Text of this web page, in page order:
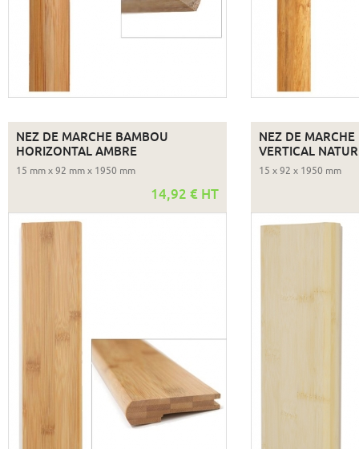
NEZ DE MARCHE BAMBOU
HORIZONTAL AMBRE
15 mm x 92 mm x 1950 mm
14,92 € HT
NEZ DE
VERTICAL
15 x 92 x 1950 mm